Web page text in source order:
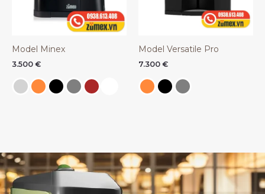
Model Minex
3.500 €
Model Versatile Pro
7.300 €